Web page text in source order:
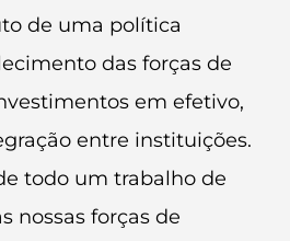
de uma política
das forças de
em efetivo,
entre instituições.
todo um trabalho de
nossas forças de